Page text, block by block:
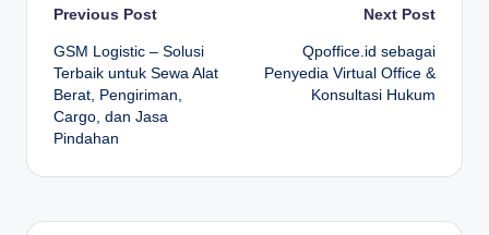
Post
navigation
Previous Post
GSM Logistic – Solusi
Terbaik untuk Sewa Alat
Berat, Pengiriman,
Cargo, dan Jasa
Pindahan
Next Post
Qpoffice.id sebagai
Penyedia Virtual Office &
Konsultasi Hukum